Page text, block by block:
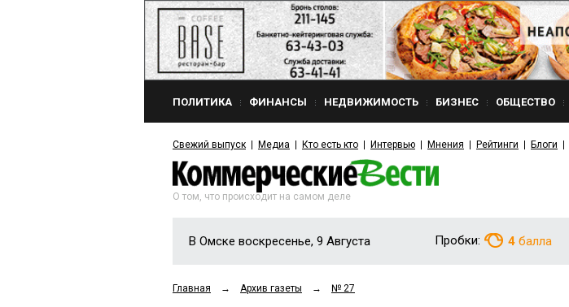
ПОЛИТИКА ФИНАНСЫ НЕДВИЖИМОСТЬ БИЗНЕС ОБЩЕСТВО
Свежий выпуск Медиа Кто есть кто Интервью Мнения Рейтинги Блоги
О том, что происходит на самом деле
В Омске воскресенье, 9 Августа Пробки: 4 балла
Главная → Архив газеты → № 27